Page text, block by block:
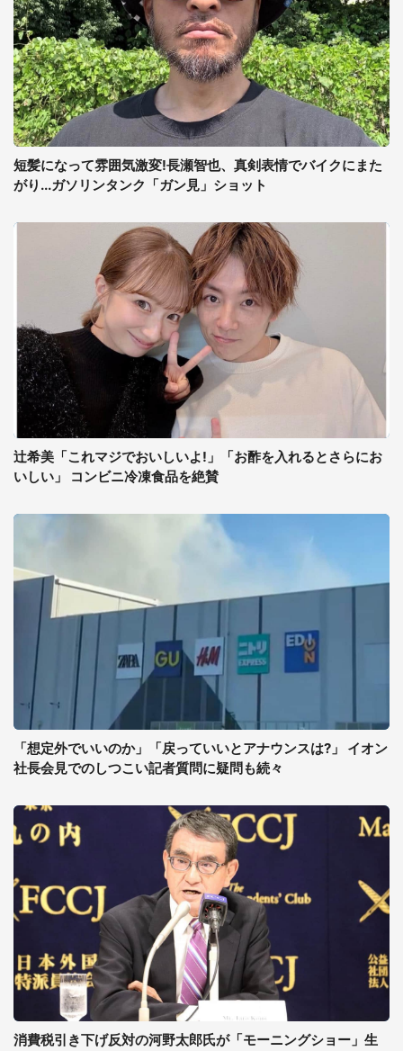
短髪になって雰囲気激変!長瀬智也、真剣表情でバイクにまた
がり...ガソリンタンク「ガン見」ショット
辻希美「これマジでおいしいよ!」「お酢を入れるとさらにお
いしい」 コンビニ冷凍食品を絶賛
「想定外でいいのか」「戻っていいとアナウンスは?」 イオン
社長会見でのしつこい記者質問に疑問も続々
消費税引き下げ反対の河野太郎氏が「モーニングショー」生